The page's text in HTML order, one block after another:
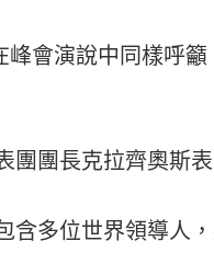
峰會演說中同樣呼
團團長克拉齊奧斯
含多位世界領導人